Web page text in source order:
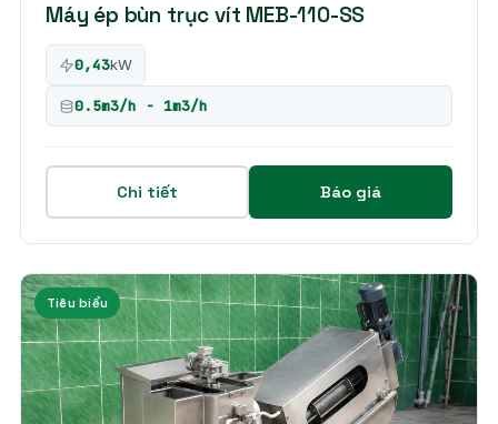
Máy ép bùn trục vít MEB-110-SS
0,43kW
0.5m3/h - 1m3/h
Chi tiết Báo giá
Tiêu biểu